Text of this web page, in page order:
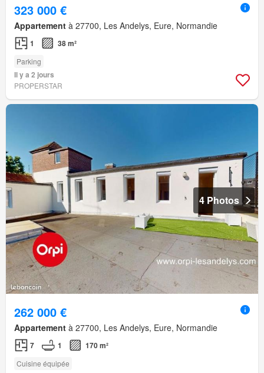
323 000 €
Appartement à 27700, Les Andelys, Eure, Normandie
1 38 m²
Parking
Il y a 2 jours
PROPERSTAR
4 Photos
262 000 €
Appartement à 27700, Les Andelys, Eure, Normandie
7 1 170 m²
Cuisine équipée